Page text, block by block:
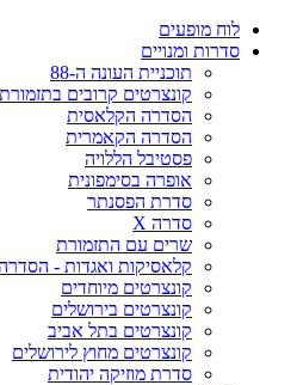
מופעים
ומנויים
תוכניית העונה ה-88
קונצרטים קרובים בתזמורת
הסדרה הקלאסית
הסדרה הקאמרית
פסטיבל הללויה
אופרה בסימפונית
סדרת הפסנתר
שרים עם התזמורת
קלאסיקות ואגדות - הסדרה למשפחה
קונצרטים מיוחדים
קונצרטים בירושלים
קונצרטים בתל אביב
קונצרטים מחוץ לירושלים
סדרת מוזיקה יהודית